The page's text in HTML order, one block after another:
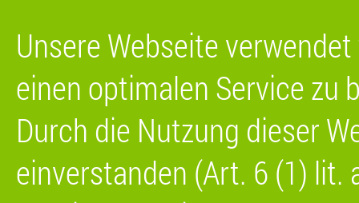
Unsere Webseite
einen optimalen Service zu
Durch die Nutzung dieser
einverstanden (Art. 6 (1) lit.